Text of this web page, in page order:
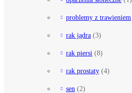
problemy z trawieniem
rak jądra (3)
rak piersi (8)
rak prostaty (4)
sen (2)